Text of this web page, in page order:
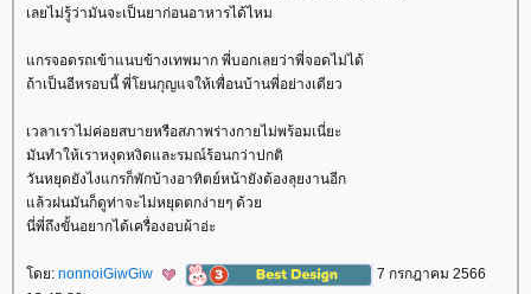
เลยไม่รู้ว่ามันจะเป็นยาก่อนอาหารได้ไหม
กรจอดรถเข้าแนบข้างเทพมาก พี่บอกเลยว่าพี่จอดไม่ได้
ถ้าเป็นอีหรอบนี้ พี่โยนกุญแจให้เพื่อนบ้านพี่อย่างเดียว
เวลาเราไม่ค่อยสบายหรือสภาพร่างกายไม่พร้อมเนี่ยะ
มันทำให้เราหงุดหงิดและรมณ์ร้อนกว่าปกติ
วันหยุดยังไงแกรก็พักบ้างอาทิตย์หน้ายังต้องลุยงานอีก
ล้วฝนมันก็ดูท่าจะไม่หยุดตกง่ายๆ ด้ว
นี่พี่ถึงขั้นอยากได้เครื่องอบผ้าอ่ะ
ดย: nonnoiGiwGiw
7 กรกฎาคม 2566